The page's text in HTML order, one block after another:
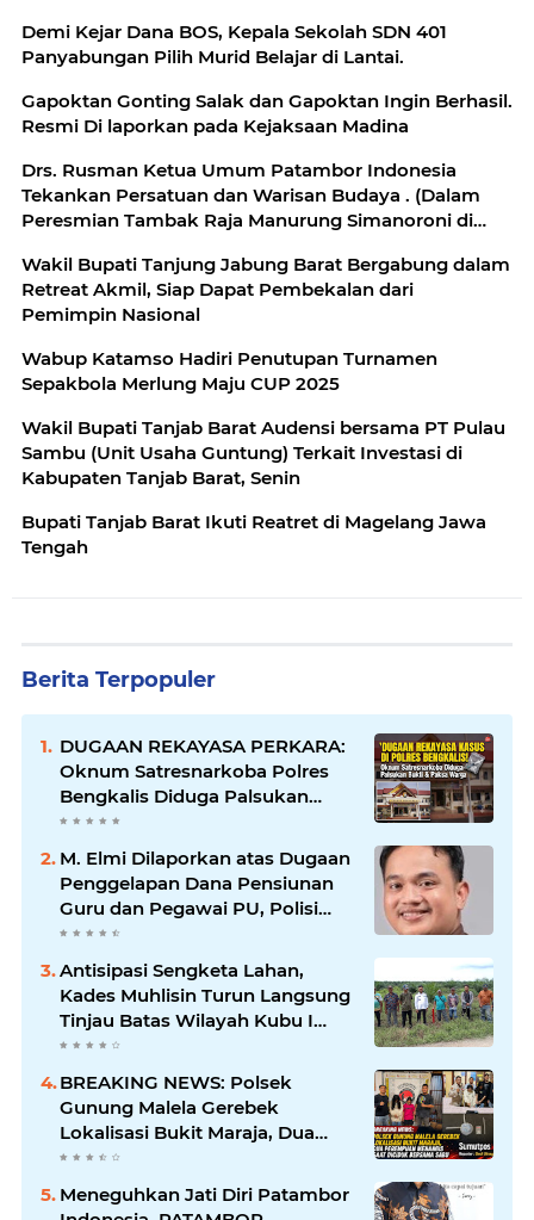
Demi Kejar Dana BOS, Kepala Sekolah SDN 401
Panyabungan Pilih Murid Belajar di Lantai.
Gapoktan Gonting Salak dan Gapoktan Ingin Berhasil.
Resmi Di laporkan pada Kejaksaan Madina
Drs. Rusman Ketua Umum Patambor Indonesia
Tekankan Persatuan dan Warisan Budaya . (Dalam
Peresmian Tambak Raja Manurung Simanoroni di
Wakil Bupati Tanjung Jabung Barat Bergabung dalam
Retreat Akmil, Siap Dapat Pembekalan dari
Pemimpin Nasional
Wabup Katamso Hadiri Penutupan Turnamen
Sepakbola Merlung Maju CUP 2025
Wakil Bupati Tanjab Barat Audensi bersama PT Pulau
Sambu (Unit Usaha Guntung) Terkait Investasi di
Kabupaten Tanjab Barat, Senin
Bupati Tanjab Barat Ikuti Reatret di Magelang Jawa
Tengah
Berita Terpopuler
DUGAAN REKAYASA PERKARA:
Oknum Satresnarkoba Polres
Bengkalis Diduga Palsukan
Barang Bukti Hingga Paksa
M. Elmi Dilaporkan atas Dugaan
Penggelapan Dana Pensiunan
Guru dan Pegawai PU, Polisi
Pastikan Proses Hukum
Antisipasi Sengketa Lahan,
Kades Muhlisin Turun Langsung
Tinjau Batas Wilayah Kubu I
yang Diduga Diserobot PT Jatim
BREAKING NEWS: Polsek
Gunung Malela Gerebek
Lokalisasi Bukit Maraja, Dua
Perempuan Menangis Saat
Meneguhkan Jati Diri Patambor